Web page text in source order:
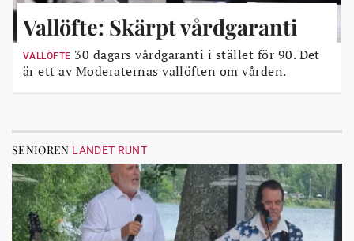
Vallöfte: Skärpt vårdgaranti
VALLÖFTE 30 dagars vårdgaranti i stället för 90. Det
är ett av Moderaternas vallöften om vården.
SENIOREN LANDET RUNT